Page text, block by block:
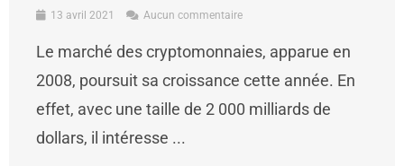
13 avril 2021 Aucun commentaire
Le marché des cryptomonnaies, apparue en
2008, poursuit sa croissance cette année. En
effet, avec une taille de 2 000 milliards de
dollars, il intéresse ...